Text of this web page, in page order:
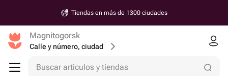
Tiendas en más de 1300 ciudades
Magnitogorsk
Calle y número, ciudad
Buscar artículos y tiendas